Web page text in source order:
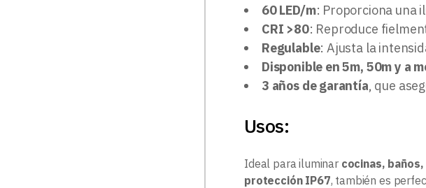
60 LED/m: Proporciona una
CRI >80: Reproduce
Regulable: Ajusta la
Disponible en 5m, 50m y a
3 años de garantía, que
Usos:
Ideal para iluminar cocinas,
protección IP67, también es